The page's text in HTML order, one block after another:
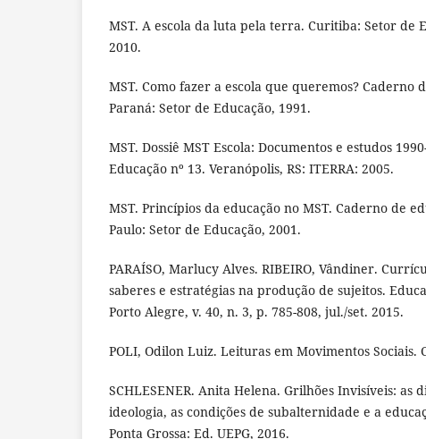
MST. A escola da luta pela terra. Curitiba: Setor de
2010.
MST. Como fazer a escola que queremos? Caderno
Paraná: Setor de Educação, 1991.
MST. Dossiê MST Escola: Documentos e estudos
Educação nº 13. Veranópolis, RS: ITERRA: 2005.
MST. Princípios da educação no MST. Caderno de
Paulo: Setor de Educação, 2001.
PARAÍSO, Marlucy Alves. RIBEIRO, Vândiner.
saberes e estratégias na produção de sujeitos.
Porto Alegre, v. 40, n. 3, p. 785-808, jul./set. 2015.
POLI, Odilon Luiz. Leituras em Movimentos Sociais.
SCHLESENER. Anita Helena. Grilhões Invisíveis: as
ideologia, as condições de subalternidade e a
Ponta Grossa: Ed. UEPG, 2016.